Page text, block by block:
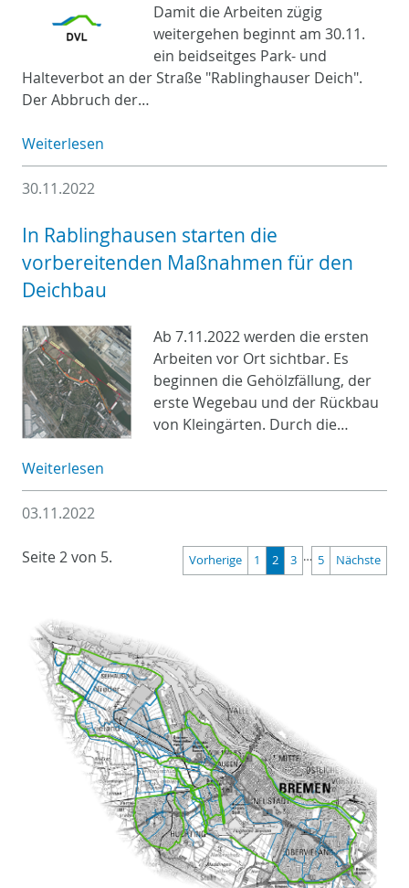
Damit die Arbeiten zügig
weitergehen beginnt am 30.11.
ein beidseitges Park- und
Halteverbot an der Straße "Rablinghauser Deich".
Der Abbruch der…
Weiterlesen
30.11.2022
In Rablinghausen starten die
vorbereitenden Maßnahmen für den
Deichbau
Ab 7.11.2022 werden die ersten
Arbeiten vor Ort sichtbar. Es
beginnen die Gehölzfällung, der
erste Wegebau und der Rückbau
von Kleingärten. Durch die…
Weiterlesen
03.11.2022
Seite 2 von 5. Vorherige 1 2 3 … 5 Nächste